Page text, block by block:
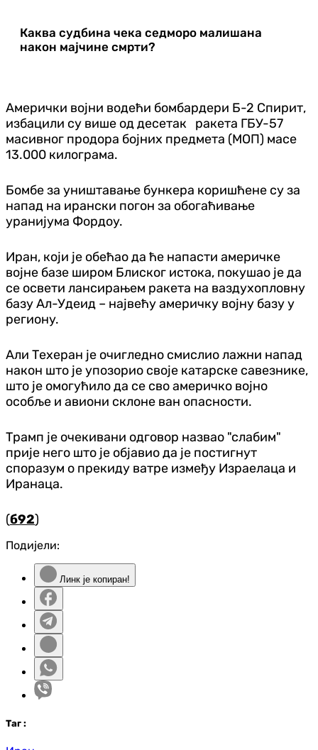
Каква судбина чека седморо малишана
након мајчине смрти?
Амерички војни водећи бомбардери Б-2 Спирит,
избацили су више од десетак ракета ГБУ-57
масивног продора бојних предмета (МОП) масе
13.000 килограма.
Бомбе за уништавање бункера коришћене су за
напад на ирански погон за обогаћивање
уранијума Фордоу.
Иран, који је обећао да ће напасти америчке
војне базе широм Блиског истока, покушао је да
се освети лансирањем ракета на ваздухопловну
базу Ал-Удеид – највећу америчку војну базу у
региону.
Али Техеран је очигледно смислио лажни напад
након што је упозорио своје катарске савезнике,
што је омогућило да се сво америчко војно
особље и авиони склоне ван опасности.
Трамп је очекивани одговор назвао "слабим"
прије него што је објавио да је постигнут
споразум о прекиду ватре између Израелаца и
Иранаца.
(б92)
Подијели:
Линк је копиран!
Таг :